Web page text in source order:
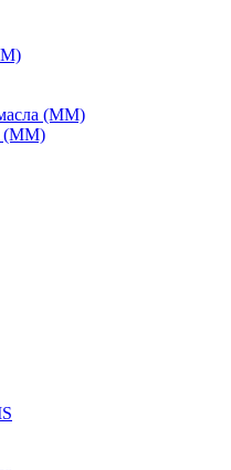
(ММ)
(ММ)